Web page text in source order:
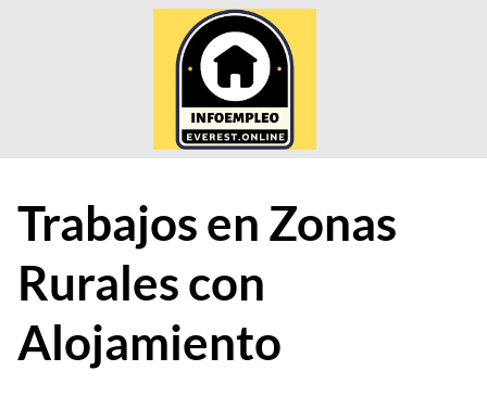
Trabajos en Zonas
Rurales con
Alojamiento